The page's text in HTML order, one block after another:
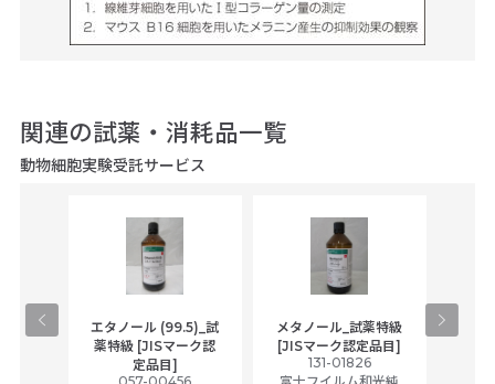
関連の試薬・消耗品一覧
動物細胞実験受託サービス
エタノール (99.5)_試
薬特級 [JISマーク認
定品目]
メタノール_試薬特級
[JISマーク認定品目]
131-01826